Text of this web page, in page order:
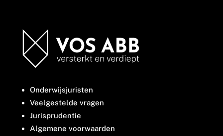
Onderwijsjuristen
Veelgestelde vragen
Jurisprudentie
Algemene voorwaarden